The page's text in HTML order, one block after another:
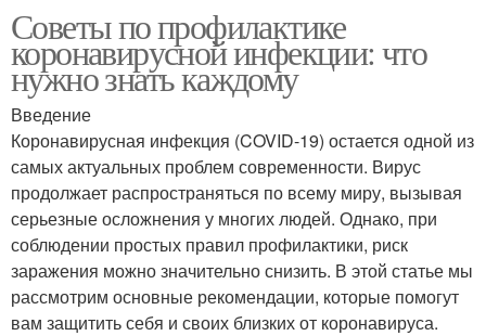
Советы по профилактике
коронавирусной инфекции: что
нужно знать каждому
Введение
Коронавирусная инфекция (COVID-19) остается одной из
самых актуальных проблем современности. Вирус
продолжает распространяться по всему миру, вызывая
серьезные осложнения у многих людей. Однако, при
соблюдении простых правил профилактики, риск
заражения можно значительно снизить. В этой статье мы
рассмотрим основные рекомендации, которые помогут
вам защитить себя и своих близких от коронавируса.